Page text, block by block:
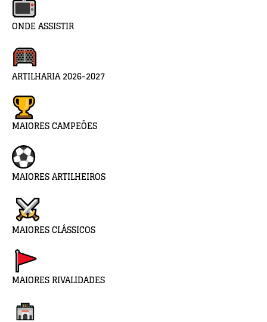
ONDE ASSISTIR
ARTILHARIA 2026-2027
MAIORES CAMPEÕES
MAIORES ARTILHEIROS
MAIORES CLÁSSICOS
MAIORES RIVALIDADES